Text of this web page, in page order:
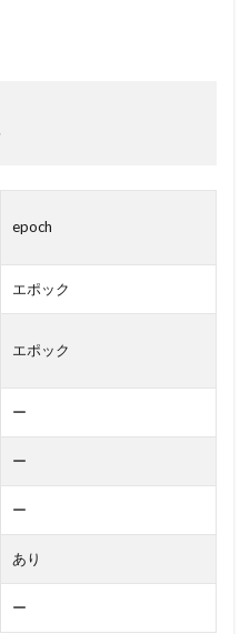
epoch
エポック
エポック
ー
ー
ー
あり
ー